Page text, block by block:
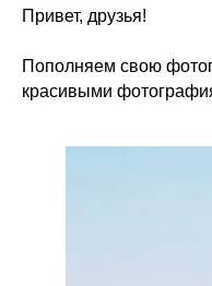
Привет, друзья!
Пополняем свою
красивыми